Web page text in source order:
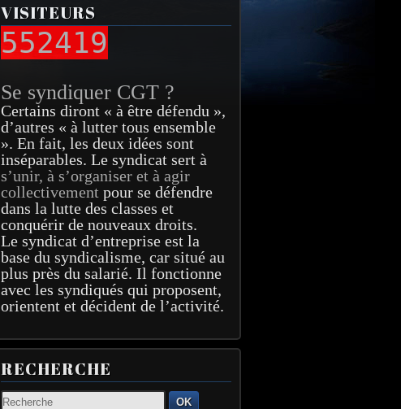
VISITEURS
552419
Se syndiquer CGT ?
Certains diront « à être défendu »,
d’autres « à lutter tous ensemble
». En fait, les deux idées sont
inséparables. Le syndicat sert à
s’unir, à s’organiser et à agir
collectivement pour se défendre
dans la lutte des classes et
conquérir de nouveaux droits.
Le syndicat d’entreprise est la
base du syndicalisme, car situé au
plus près du salarié. Il fonctionne
avec les syndiqués qui proposent,
orientent et décident de l’activité.
RECHERCHE
OK